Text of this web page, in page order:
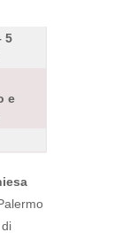
5
e